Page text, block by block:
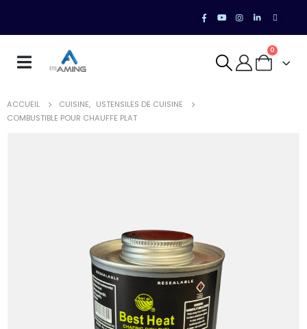
0
ACCUEIL CUISINE, USTENSILES DE CUISINE
COMBUSTIBLE POUR CHAUFFE PLAT